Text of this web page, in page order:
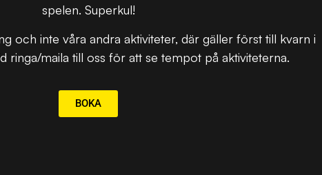
spelen. Superkul!
och inte våra andra aktiviteter, där gäller först till kvarn i
ringa/maila till oss för att se tempot på aktiviteterna.
BOKA